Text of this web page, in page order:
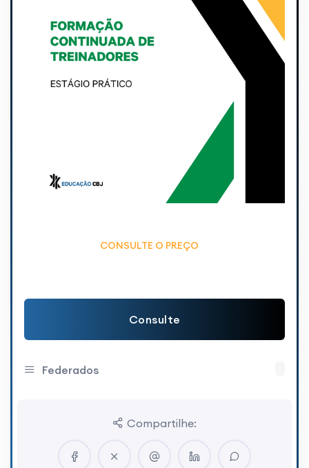
CONSULTE O PREÇO
Consulte
Federados
Compartilhe: